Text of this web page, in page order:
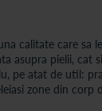
calitate care sa
asupra pielii,
pe atat de util:
zone din corp